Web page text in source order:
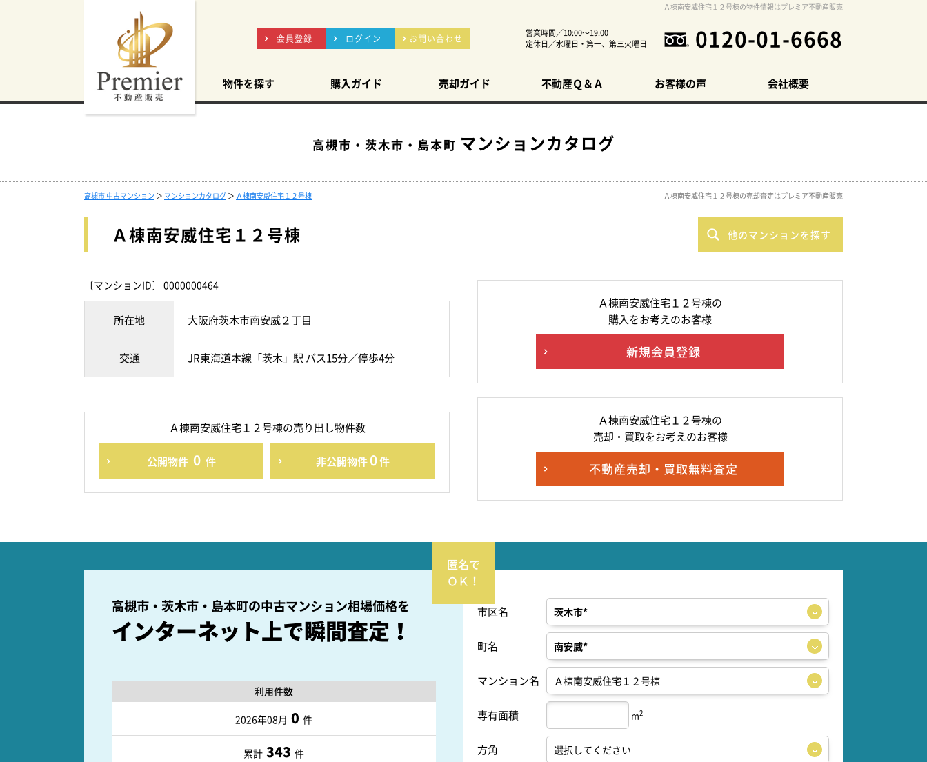
Ａ棟南安威住宅１２号棟の物件情報はプレミア不動産販売
会員登録 ログイン お問い合わせ
営業時間／10:00～19:00
定休日／水曜日・第一、第三火曜日
0120-01-6668
物件を探す 購入ガイド 売却ガイド 不動産Ｑ＆Ａ お客様の声 会社概要
高槻市・茨木市・島本町 マンションカタログ
高槻市 中古マンション ＞ マンションカタログ ＞ Ａ棟南安威住宅１２号棟 Ａ棟南安威住宅１２号棟の売却査定はプレミア不動産販売
Ａ棟南安威住宅１２号棟 他のマンションを探す
〔マンションID〕 0000000464
所在地 大阪府茨木市南安威２丁目
交通 JR東海道本線「茨木」駅 バス15分／停歩4分
Ａ棟南安威住宅１２号棟の売り出し物件数
公開物件 0 件 非公開物件0件
Ａ棟南安威住宅１２号棟の
購入をお考えのお客様
新規会員登録
Ａ棟南安威住宅１２号棟の
売却・買取をお考えのお客様
不動産売却・買取無料査定
高槻市・茨木市・島本町の中古マンション相場価格を
インターネット上で瞬間査定！
利用件数
2026年08月 0 件
累計 343 件
市区名
町名
マンション名
専有面積 m2
方角